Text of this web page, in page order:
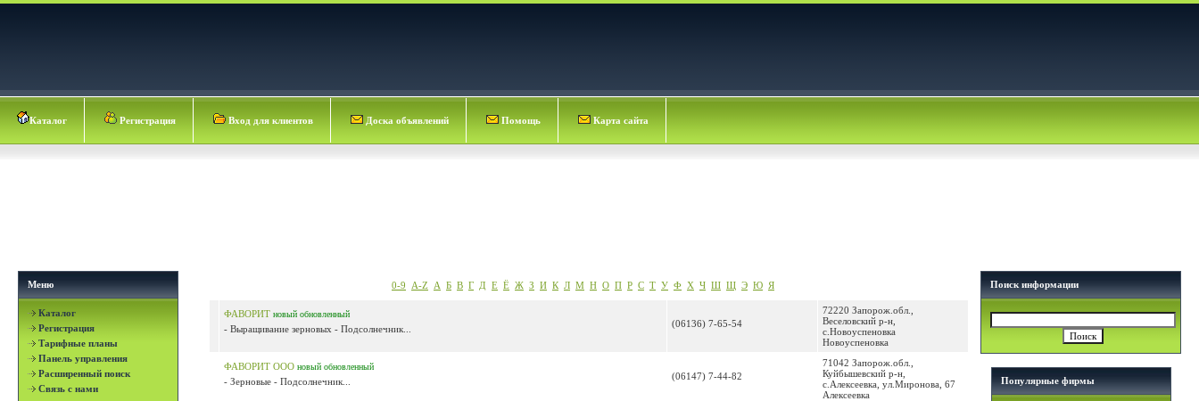
Каталог Регистрация Вход для клиентов Доска объявлений Помощь Карта сайта
Меню
Каталог
Регистрация
Тарифные планы
Панель управления
Расширенный поиск
Связь с нами
0-9 A-Z А Б В Г Д Е Ё Ж З И К Л М Н О П Р С Т У Ф Х Ч Ш Щ Э Ю Я
ФАВОРИТ новый обновленный
- Выращивание зерновых - Подсолнечник... (06136) 7-65-54
72220 Запорож.обл.,
Веселовский р-н,
с.Новоуспеновка
Новоуспеновка
ФАВОРИТ ООО новый обновленный
- Зерновые - Подсолнечник... (06147) 7-44-82
71042 Запорож.обл.,
Куйбышевский р-н,
с.Алексеевка, ул.Миронова, 67
Алексеевка
Поиск информации
Популярные фирмы